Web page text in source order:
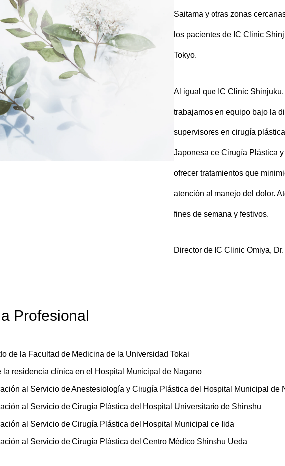
Saitama y otras zonas
los pacientes de IC Clinic
Tokyo.
Al igual que IC Clinic
trabajamos en equipo bajo la
supervisores en cirugía
Japonesa de Cirugía Plástica
ofrecer tratamientos que
atención al manejo del dolor.
fines de semana y festivos.
Director de IC Clinic Omiya,
Profesional
de la Facultad de Medicina de la Universidad Tokai
residencia clínica en el Hospital Municipal de Nagano
al Servicio de Anestesiología y Cirugía Plástica del Hospital Municipal de
al Servicio de Cirugía Plástica del Hospital Universitario de Shinshu
al Servicio de Cirugía Plástica del Hospital Municipal de Iida
al Servicio de Cirugía Plástica del Centro Médico Shinshu Ueda